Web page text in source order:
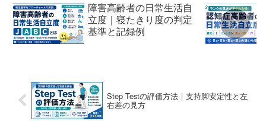
障害高齢者の日常生活自
立度｜寝たきり度の判定
基準と記録例
Step Testの評価方法｜支持脚安定性と左
右差の見方